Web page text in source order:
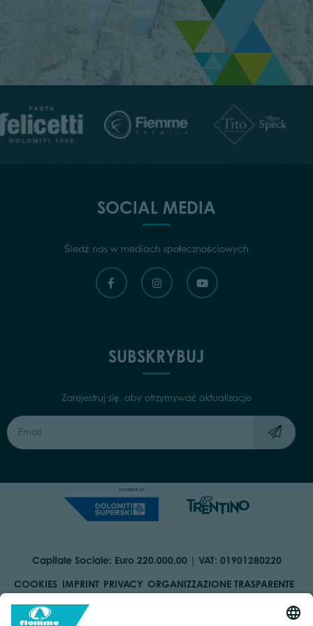
SOCIAL MEDIA
Śledź nas w mediach społecznościowych
SUBSKRYBUJ
Zarejestruj się, aby otrzymywać aktualizacje
Capitale Sociale: Euro 220.000,00 | VAT: 01901280220
COOKIES IMPRINT PRIVACY ORGANIZZAZIONE TRASPARENTE